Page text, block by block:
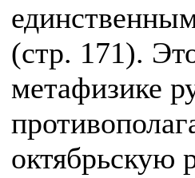
(стр. 171).
метафизике